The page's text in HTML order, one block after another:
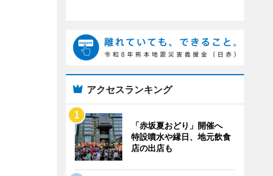
アクセスランキング
「赤坂夏おどり」開催へ
特設噴水や縁日、地元飲食
店の出店も